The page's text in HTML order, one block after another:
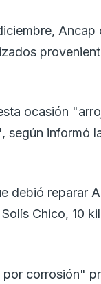
Ancap
ocasión
según informó
debió reparar
Chico, 10
por corrosión"